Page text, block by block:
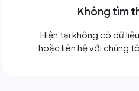
Không tìm
Hiện tại không có dữ
hoặc liên hệ với chúng